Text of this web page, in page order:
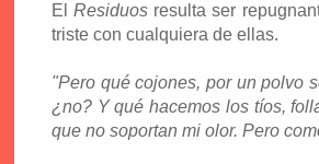
ElResiduos resulta ser
triste con cualquiera de ellas.
"Pero qué cojones, por un polvo
¿no? Y qué hacemos los tíos,
que no soportan mi olor. Pero